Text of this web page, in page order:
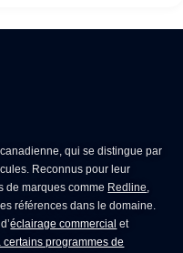
qui se distingue par
. Reconnus pour leur
de marques comme Redline,
références dans le domaine.
éclairage commercial et
programmes de